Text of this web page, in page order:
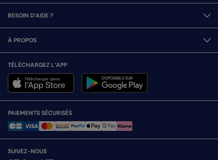
BESOIN D’AIDE ?
À PROPOS
TÉLÉCHARGEZ L’APP
PAIEMENTS SÉCURISÉS
SUIVEZ-NOUS